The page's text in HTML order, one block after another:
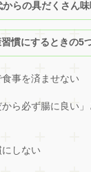
らの具だくさん
慣にするときの5
事を済ませない
ら必ず腸に良い
しない